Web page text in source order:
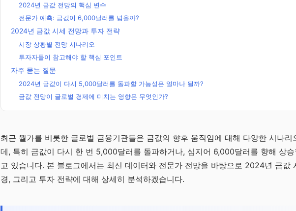
2024년 금값 전망의 핵심 변수
전문가 예측: 금값이 6,000달러를 넘을까?
2024년 금값 시세 전망과 투자 전략
시장 상황별 전망 시나리오
투자자들이 참고해야 할 핵심 포인트
자주 묻는 질문
2024년 금값이 다시 5,000달러를 돌파할 가능성은 얼마나 될까?
금값 전망이 글로벌 경제에 미치는 영향은 무엇인가?
주정차단속알리
주정차단속 10분 전 문
자 알림 · 완전 무료
최근 월가를 비롯한 글로벌 금융기관들은 금값의 향후 움직임에 대해 다양한 시나리
데, 특히 금값이 다시 한 번 5,000달러를 돌파하거나, 심지어 6,000달러를 향해 상
고 있습니다. 본 블로그에서는 최신 데이터와 전문가 전망을 바탕으로 2024년 금값
경, 그리고 투자 전략에 대해 상세히 분석하겠습니다.